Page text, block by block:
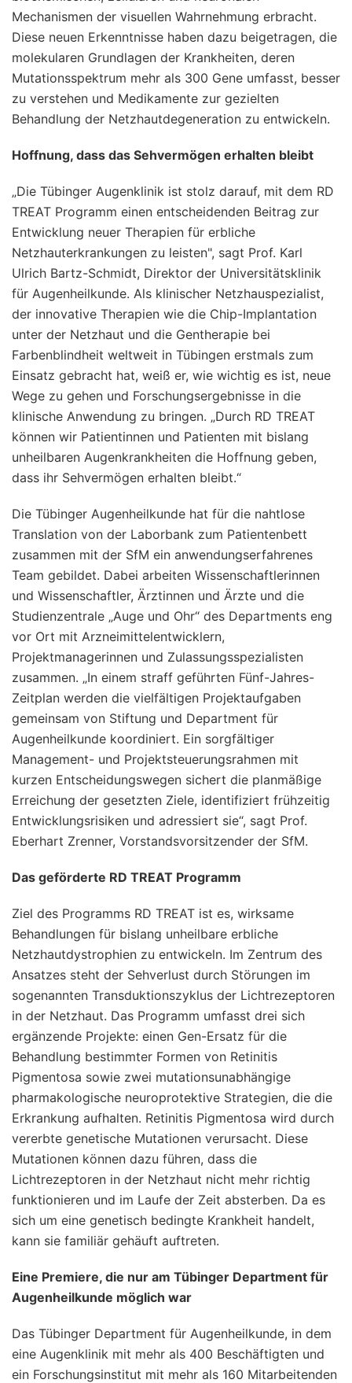
Mechanismen der visuellen Wahrnehmung erbracht.
Diese neuen Erkenntnisse haben dazu beigetragen, die
molekularen Grundlagen der Krankheiten, deren
Mutationsspektrum mehr als 300 Gene umfasst, besser
zu verstehen und Medikamente zur gezielten
Behandlung der Netzhautdegeneration zu entwickeln.
Hoffnung, dass das Sehvermögen erhalten bleibt
„Die Tübinger Augenklinik ist stolz darauf, mit dem RD
TREAT Programm einen entscheidenden Beitrag zur
Entwicklung neuer Therapien für erbliche
Netzhauterkrankungen zu leisten", sagt Prof. Karl
Ulrich Bartz-Schmidt, Direktor der Universitätsklinik
für Augenheilkunde. Als klinischer Netzhauspezialist,
der innovative Therapien wie die Chip-Implantation
unter der Netzhaut und die Gentherapie bei
Farbenblindheit weltweit in Tübingen erstmals zum
Einsatz gebracht hat, weiß er, wie wichtig es ist, neue
Wege zu gehen und Forschungsergebnisse in die
klinische Anwendung zu bringen. „Durch RD TREAT
können wir Patientinnen und Patienten mit bislang
unheilbaren Augenkrankheiten die Hoffnung geben,
dass ihr Sehvermögen erhalten bleibt.“
Die Tübinger Augenheilkunde hat für die nahtlose
Translation von der Laborbank zum Patientenbett
zusammen mit der SfM ein anwendungserfahrenes
Team gebildet. Dabei arbeiten Wissenschaftlerinnen
und Wissenschaftler, Ärztinnen und Ärzte und die
Studienzentrale „Auge und Ohr“ des Departments eng
vor Ort mit Arzneimittelentwicklern,
Projektmanagerinnen und Zulassungsspezialisten
zusammen. „In einem straff geführten Fünf-Jahres-
Zeitplan werden die vielfältigen Projektaufgaben
gemeinsam von Stiftung und Department für
Augenheilkunde koordiniert. Ein sorgfältiger
Management- und Projektsteuerungsrahmen mit
kurzen Entscheidungswegen sichert die planmäßige
Erreichung der gesetzten Ziele, identifiziert frühzeitig
Entwicklungsrisiken und adressiert sie“, sagt Prof.
Eberhart Zrenner, Vorstandsvorsitzender der SfM.
Das geförderte RD TREAT Programm
Ziel des Programms RD TREAT ist es, wirksame
Behandlungen für bislang unheilbare erbliche
Netzhautdystrophien zu entwickeln. Im Zentrum des
Ansatzes steht der Sehverlust durch Störungen im
sogenannten Transduktionszyklus der Lichtrezeptoren
in der Netzhaut. Das Programm umfasst drei sich
ergänzende Projekte: einen Gen-Ersatz für die
Behandlung bestimmter Formen von Retinitis
Pigmentosa sowie zwei mutationsunabhängige
pharmakologische neuroprotektive Strategien, die die
Erkrankung aufhalten. Retinitis Pigmentosa wird durch
vererbte genetische Mutationen verursacht. Diese
Mutationen können dazu führen, dass die
Lichtrezeptoren in der Netzhaut nicht mehr richtig
funktionieren und im Laufe der Zeit absterben. Da es
sich um eine genetisch bedingte Krankheit handelt,
kann sie familiär gehäuft auftreten.
Eine Premiere, die nur am Tübinger Department für
Augenheilkunde möglich war
Das Tübinger Department für Augenheilkunde, in dem
eine Augenklinik mit mehr als 400 Beschäftigten und
ein Forschungsinstitut mit mehr als 160 Mitarbeitenden